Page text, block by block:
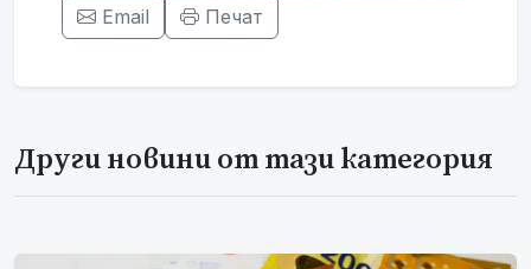
Email
Печат
Други новини от тази категория